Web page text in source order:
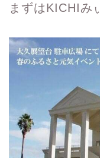
まずはKICHIみ